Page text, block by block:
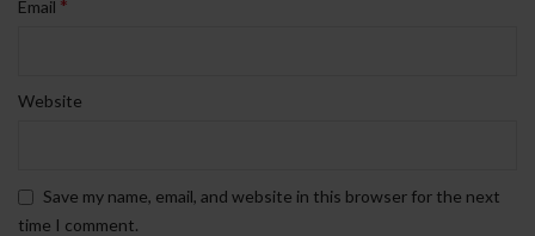
Email *
Website
Save my name, email, and website in this browser for the next
time I comment.